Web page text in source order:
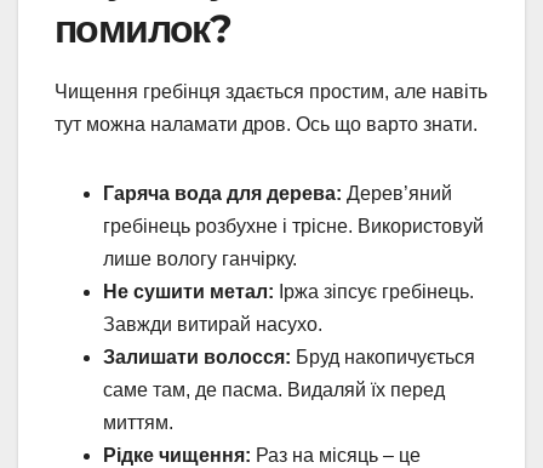
помилок?
Чищення гребінця здається простим, але навіть
тут можна наламати дров. Ось що варто знати.
Гаряча вода для дерева: Дерев’яний
гребінець розбухне і трісне. Використовуй
лише вологу ганчірку.
Не сушити метал: Іржа зіпсує гребінець.
Завжди витирай насухо.
Залишати волосся: Бруд накопичується
саме там, де пасма. Видаляй їх перед
миттям.
Рідке чищення: Раз на місяць – це